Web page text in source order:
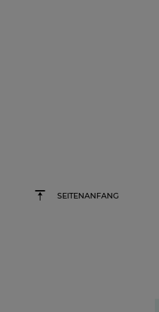
SEITENANFANG